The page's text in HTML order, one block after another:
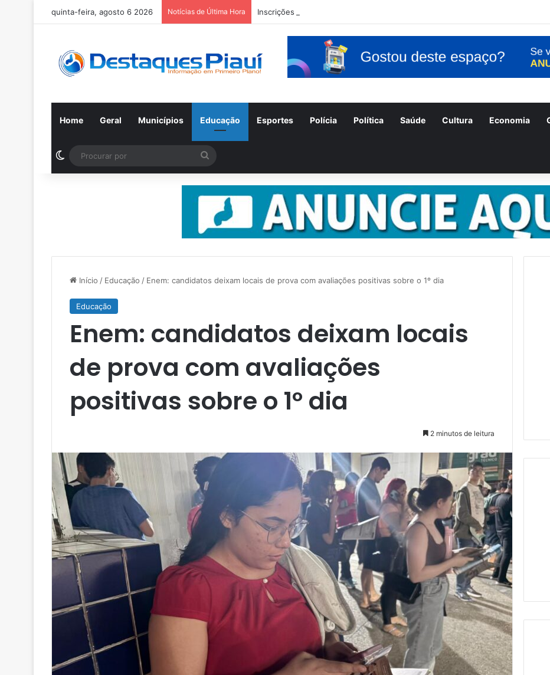
quinta-feira, agosto 6 2026 Notícias de Última Hora Inscrições para o concurso Unificado do Piauí encerram amanhã
Home Geral Municípios Educação Esportes Polícia Política Saúde Cultura Economia
Switch skin
por
Início / Educação / Enem: candidatos deixam locais de prova com avaliações positivas sobre o 1º dia
Educação
Enem: candidatos deixam locais
de prova com avaliações
positivas sobre o 1º dia
2 minutos de leitura